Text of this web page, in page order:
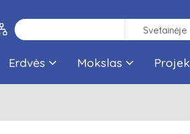
Svetainėje
Erdvės Mokslas